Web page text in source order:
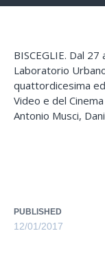
BISCEGLIE. Dal
Laboratorio
quattordicesima
Video e del
Antonio Musci,
PUBLISHED
12/01/2017